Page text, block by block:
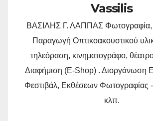
Vassilis
ΒΑΣΙΛΗΣ Γ. ΛΑΠΠΑΣ Φωτογραφία,
Παραγωγή Οπτικοακουστικού
τηλεόραση, κινηματογράφο,
Διαφήμιση (E-Shop) . Διοργάνωση
Φεστιβάλ, Εκθέσεων Φωτογραφίας
κλπ.